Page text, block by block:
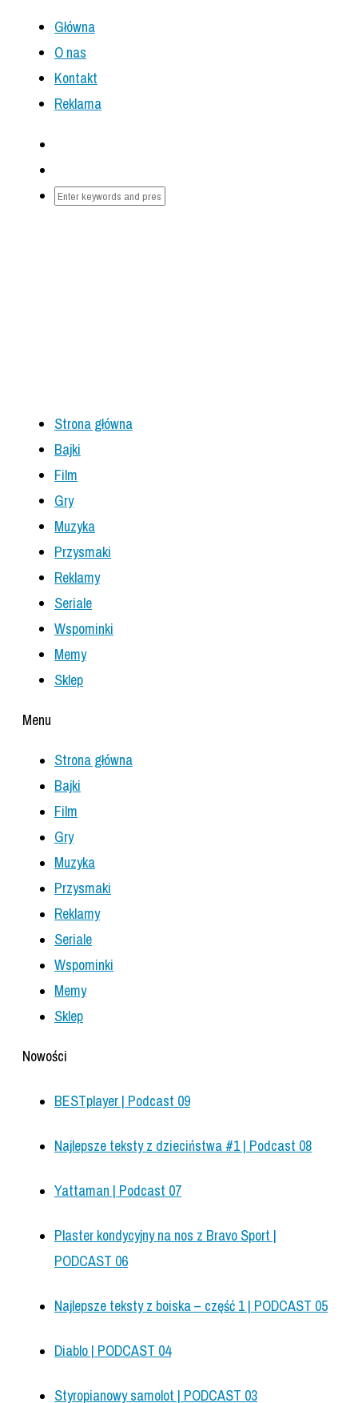
Główna
O nas
Kontakt
Reklama
Strona główna
Bajki
Film
Gry
Muzyka
Przysmaki
Reklamy
Seriale
Wspominki
Memy
Sklep
Menu
Strona główna
Bajki
Film
Gry
Muzyka
Przysmaki
Reklamy
Seriale
Wspominki
Memy
Sklep
Nowości
BESTplayer | Podcast 09
Najlepsze teksty z dzieciństwa #1 | Podcast 08
Yattaman | Podcast 07
Plaster kondycyjny na nos z Bravo Sport |
PODCAST 06
Najlepsze teksty z boiska – część 1 | PODCAST 05
Diablo | PODCAST 04
Styropianowy samolot | PODCAST 03